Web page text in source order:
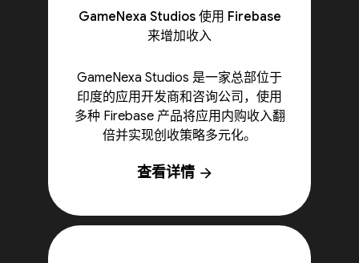
GameNexa Studios 使用 Firebase
来增加收入
GameNexa Studios 是一家总部位于
印度的应用开发商和咨询公司，使用
多种 Firebase 产品将应用内购收入翻
倍并实现创收策略多元化。
查看详情 arrow_forward